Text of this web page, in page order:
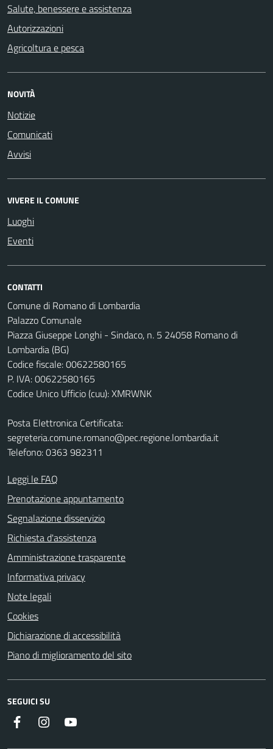
Salute, benessere e assistenza
Autorizzazioni
Agricoltura e pesca
NOVITÀ
Notizie
Comunicati
Avvisi
VIVERE IL COMUNE
Luoghi
Eventi
CONTATTI
Comune di Romano di Lombardia
Palazzo Comunale
Piazza Giuseppe Longhi - Sindaco, n. 5 24058 Romano di
Lombardia (BG)
Codice fiscale: 00622580165
P. IVA: 00622580165
Codice Unico Ufficio (cuu): XMRWNK
Posta Elettronica Certificata:
segreteria.comune.romano@pec.regione.lombardia.it
Telefono: 0363 982311
Leggi le FAQ
Prenotazione appuntamento
Segnalazione disservizio
Richiesta d'assistenza
Amministrazione trasparente
Informativa privacy
Note legali
Cookies
Dichiarazione di accessibilità
Piano di miglioramento del sito
SEGUICI SU
Facebook Instagram